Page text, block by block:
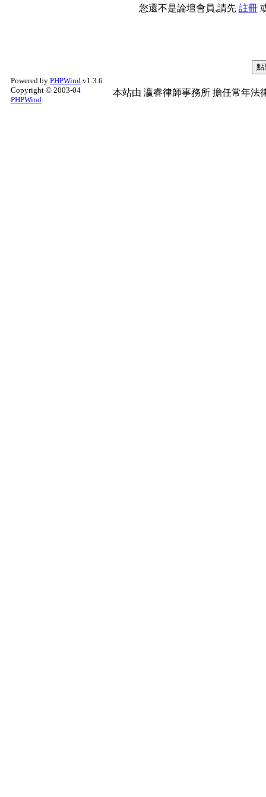
您還不是論壇會員,請先 註冊
Powered by PHPWind v1.3.6
Copyright © 2003-04
PHPWind
本站由 瀛睿律師事務所 擔任常年法